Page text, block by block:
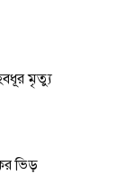
মৃত্যু
ভিড়